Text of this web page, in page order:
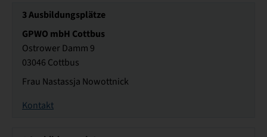
3Ausbildungsplätze
GPWO mbH Cottbus
Ostrower Damm 9
03046 Cottbus
Frau Nastassja Nowottnick
Kontakt